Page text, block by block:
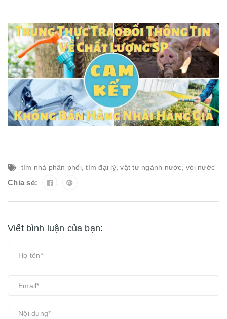
tìm nhà phân phối ,tìm đại lý,vật tư ngành nước vòi nước
Chia sẻ:
Viết bình luận của bạn: